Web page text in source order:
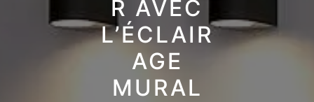
R AVEC
L’ÉCLAIR
AGE
MURAL